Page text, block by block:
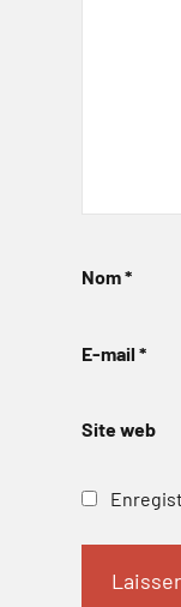
Nom*
E-mail *
Site web